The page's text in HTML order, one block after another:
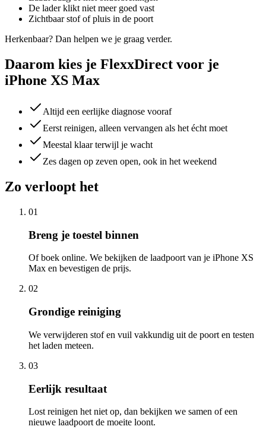
De lader klikt niet meer goed vast
Zichtbaar stof of pluis in de poort
Herkenbaar? Dan helpen we je graag verder.
Daarom kies je FlexxDirect voor je
iPhone XS Max
Altijd een eerlijke diagnose vooraf
Eerst reinigen, alleen vervangen als het écht moet
Meestal klaar terwijl je wacht
Zes dagen op zeven open, ook in het weekend
Zo verloopt het
01
Breng je toestel binnen
Of boek online. We bekijken de laadpoort van je iPhone XS
Max en bevestigen de prijs.
02
Grondige reiniging
We verwijderen stof en vuil vakkundig uit de poort en testen
het laden meteen.
03
Eerlijk resultaat
Lost reinigen het niet op, dan bekijken we samen of een
nieuwe laadpoort de moeite loont.